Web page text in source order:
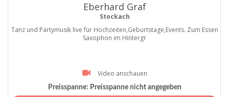
Eberhard Graf
Stockach
Tanz und Partymusik live für Hochzeiten,Geburtstage,Events. Zum Essen
Saxophon im Hintergr
Video anschauen
Preisspanne: Preisspanne nicht angegeben